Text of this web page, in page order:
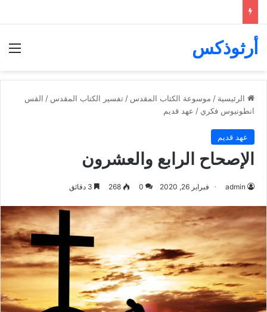
أرثوذكس
الرئيسية / موسوعة الكتاب المقدس / تفسير الكتاب المقدس / القس
انطونيوس فكري / عهد قديم
عهد قديم
الإصحاح الرابع والعشرون
admin فبراير 26, 2020 0
268